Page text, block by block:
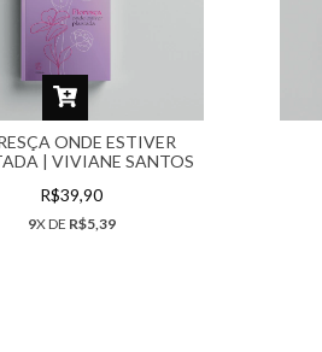
ONDE ESTIVER
| VIVIANE SANTOS
R$39,90
9X DE R$5,39